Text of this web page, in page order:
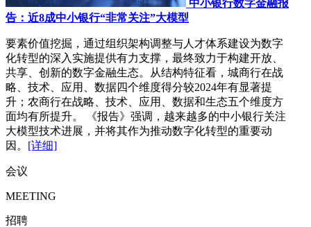
中小银行数字金融报
告：近8成中小银行“非常关注”大模型
要素价值挖掘，通过组织架构调整与人才体系建设为数字
化转型的深入实施提供有力支撑，最终致力于构建开放、
共享、创新的数字金融生态。从结构特征看，城商行在战
略、技术、应用、数据四个维度得分较2024年有显著提
升；农商行在战略、技术、应用、数据和生态五个维度方
面均有所提升。 《报告》强调，越来越多的中小银行关注
大模型技术进展，并将其作为推动数字化转型的重要动
因。 [详细]
会议
MEETING
招聘